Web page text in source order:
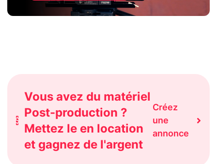
Vous avez du matériel
Post-production ?
Mettez le en location
et gagnez de l'argent
Créez
une
annonce